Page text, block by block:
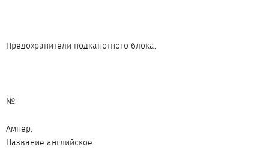
Предохранители подкапотного блока.
№
Ампер.
Название английское